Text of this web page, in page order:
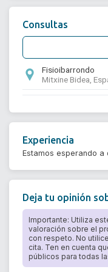
Consultas
Fisioibarrondo
Mitxine Bidea,
Experiencia
Estamos esperando a
Deja tu opinión
Importante: Utiliza
valoración sobre el
con respeto. No
cita. Ten en cuenta
públicos para todas